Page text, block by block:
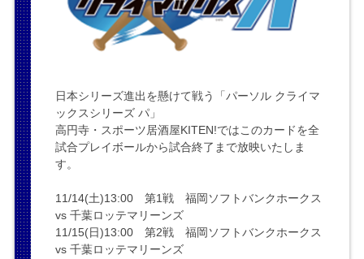
日本シリーズ進出を懸けて戦う「パーソル クライマ
ックスシリーズ パ」
高円寺・スポーツ居酒屋KITEN!ではこのカードを全
試合プレイボールから試合終了まで放映いたしま
す。
11/14(土)13:00 第1戦 福岡ソフトバンクホークス
vs 千葉ロッテマリーンズ
11/15(日)13:00 第2戦 福岡ソフトバンクホークス
vs 千葉ロッテマリーンズ